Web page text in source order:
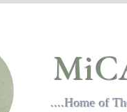
....Home of